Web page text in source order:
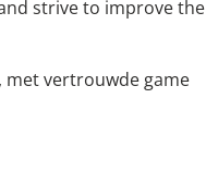
strive to improve the
met vertrouwde game